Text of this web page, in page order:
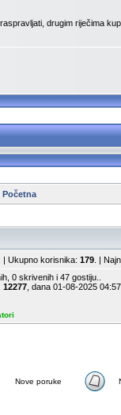
drugim riječima
Početna
. | Ukupno korisnika: 179 . |
0 skrivenih i 47 gostiju..
12277 , dana 01-08-2025
Nove poruke